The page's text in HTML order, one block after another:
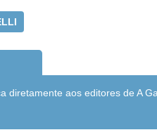
diretamente aos editores de A